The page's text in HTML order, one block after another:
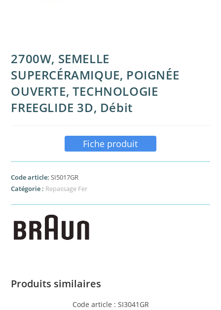
2700W, SEMELLE
SUPERCÉRAMIQUE, POIGNÉE
OUVERTE, TECHNOLOGIE
FREEGLIDE 3D, Débit
Fiche produit
Code article:SI5017GR
Catégorie : Repassage Fer
Produits similaires
Code article : SI3041GR